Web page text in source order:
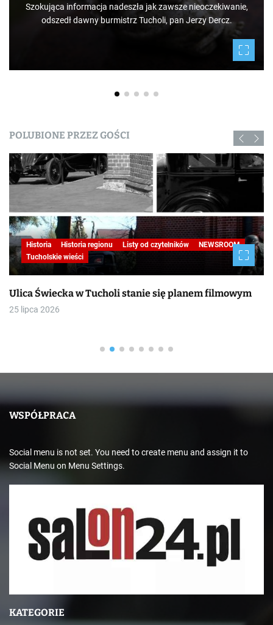
Szokująca informacja nadeszła jak zawsze nieoczekiwanie,
odszedł dawny burmistrz Tucholi, pan Jerzy Dercz.
POLUBIONE PRZEZ GOŚCI
Historia Historia regionu Listy od czytelników
NEWSROOM
Tucholskie wieści
Ulica Świecka w Tucholi stanie się planem filmowym
25 lipca 2026
WSPÓŁPRACA
Social menu is not set. You need to create menu and assign it to
Social Menu on Menu Settings.
KATEGORIE